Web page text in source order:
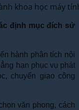
khoa học máy
định mục đích sử
hành phân tích nội
hạn phục vụ phát
chuyển giao công
văn phong, cách